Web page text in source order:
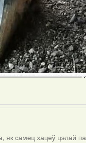
як самец хацеў цэлай